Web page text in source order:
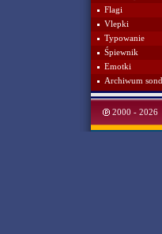
Flagi
Vlepki
Typowanie
Śpiewnik
Emotki
Archiwum sond
2000 - 2026